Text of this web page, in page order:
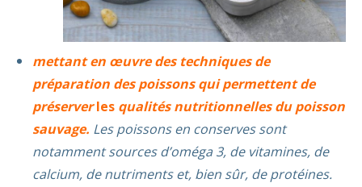
mettant en œuvre des techniques de
préparation des poissons qui permettent de
préserverles qualités nutritionnelles du poisson
sauvage. Les poissons en conserves sont
notamment sources d’oméga 3, de vitamines, de
calcium, de nutriments et, bien sûr, de protéines.